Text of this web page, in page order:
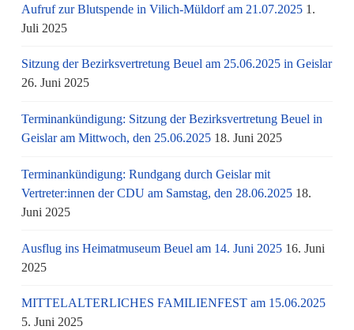
Aufruf zur Blutspende in Vilich-Müldorf am 21.07.2025 1.
Juli 2025
Sitzung der Bezirksvertretung Beuel am 25.06.2025 in Geislar
26. Juni 2025
Terminankündigung: Sitzung der Bezirksvertretung Beuel in
Geislar am Mittwoch, den 25.06.2025 18. Juni 2025
Terminankündigung: Rundgang durch Geislar mit
Vertreter:innen der CDU am Samstag, den 28.06.2025 18.
Juni 2025
Ausflug ins Heimatmuseum Beuel am 14. Juni 2025 16. Juni
2025
MITTELALTERLICHES FAMILIENFEST am 15.06.2025
5. Juni 2025